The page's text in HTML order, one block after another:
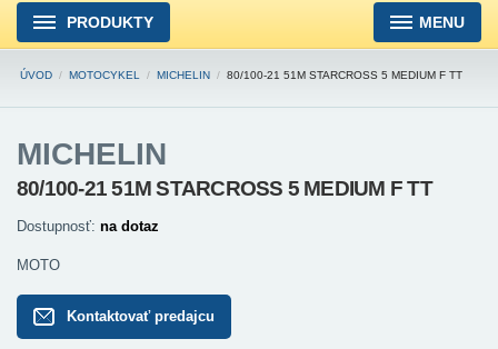
PRODUKTY MENU
ÚVOD / MOTOCYKEL / MICHELIN / 80/100-21 51M STARCROSS 5 MEDIUM F TT
MICHELIN
80/100-21 51M STARCROSS 5 MEDIUM F TT
Dostupnosť: na dotaz
MOTO
Kontaktovať predajcu